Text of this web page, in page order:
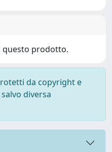
questo prodotto.
da copyright e
diversa